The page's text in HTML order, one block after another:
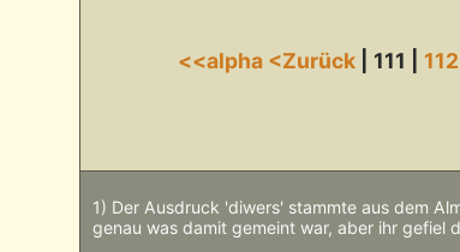
<<alpha <Zurück | 111 | 112
1) Der Ausdruck 'diwers' stammte aus dem
genau was damit gemeint war, aber ihr gefiel